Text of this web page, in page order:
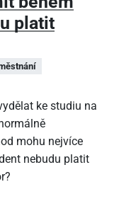
platit
ke studiu na
mohu nejvíce
nebudu platit